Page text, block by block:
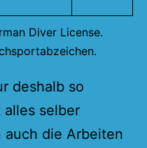
Diver License.
deshalb so
selber
auch die Arbeiten